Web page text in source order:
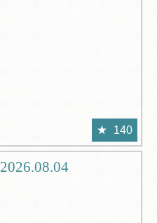
140
2026.08.04